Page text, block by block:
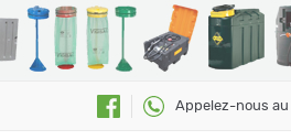
Appelez-nous au